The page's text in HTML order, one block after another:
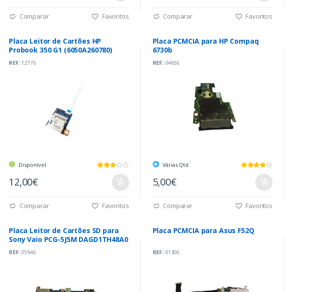
Comparar Favoritos Comparar Favoritos
Placa Leitor de Cartões HP
Probook 350 G1 (6050A260780)
REF:12776
Disponível
12,00€
Comparar Favoritos
Placa PCMCIA para HP Compaq
6730b
REF:04656
Várias Qtd
5,00€
Comparar Favoritos
Placa Leitor de Cartões SD para
Sony Vaio PCG-5J5M DAGD1TH48A0
REF:05946
Placa PCMCIA para Asus F52Q
REF:01306